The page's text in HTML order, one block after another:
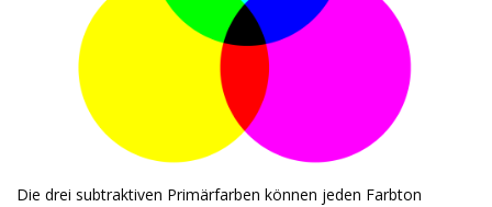
Die drei subtraktiven Primärfarben können jeden Farbton